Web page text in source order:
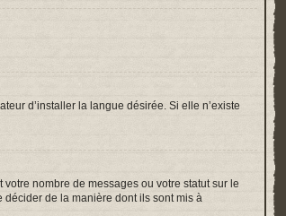
d’installer la langue désirée. Si elle n’existe
nombre de messages ou votre statut sur le
décider de la manière dont ils sont mis à